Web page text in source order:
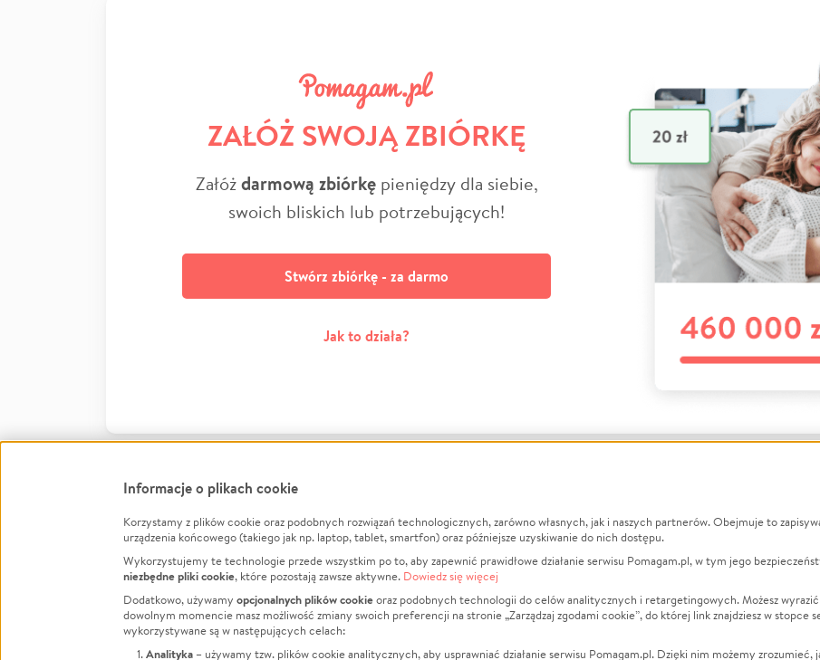
ZAŁÓŻ SWOJĄ ZBIÓRKĘ
Załóżdarmową zbiórkępieniędzy dla siebie,
swoich bliskich lub potrzebujących!
Stwórz zbiórkę - za darmo
Jak to działa?
FacebookTwitter Instagram
LinkedInTikTok Youtube
Informacje
Jak to działa?
Regulamin
Polityka Prywatności
O nas
Opinie
Raporty
Za darmo
Zbieraj na
Leczenie
Zwierzęta
Pożar
Informacje o plikach cookie
Korzystamy z plików cookie oraz podobnych rozwiązań technologicznych, zarówno własnych, jak i naszych partnerów. Obejmuje to
urządzenia końcowego (takiego jak np. laptop, tablet, smartfon) oraz późniejsze uzyskiwanie do nich dostępu.
Wykorzystujemy te technologie przede wszystkim po to, aby zapewnić prawidłowe działanie serwisu Pomagam.pl, w tym jego
niezbędne pliki cookie, które pozostają zawsze aktywne. Dowiedz się więcej
Dodatkowo, używamy opcjonalnych plików cookieoraz podobnych technologii do celów analitycznych i retargetingowych. Możesz
dowolnym momencie masz możliwość zmiany swoich preferencji na stronie „Zarządzaj zgodami cookie”, do której link znajdziesz w stopce
wykorzystywane są w następujących celach:
Analityka – używamy tzw. plików cookie analitycznych, aby usprawniać działanie serwisu Pomagam.pl. Dzięki nim możemy zrozumieć,